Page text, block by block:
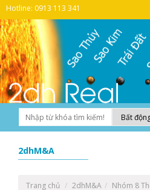
Hotline: 0913 113 341
2dhM&A
Trang chủ 2dhM&A Nhóm 8